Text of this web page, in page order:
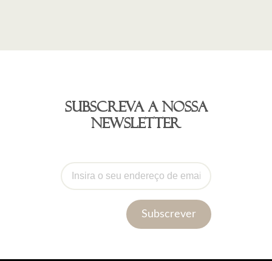
Subscreva a nossa
newsletter
Subscrever